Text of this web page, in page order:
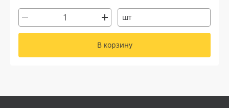
шт
В корзину